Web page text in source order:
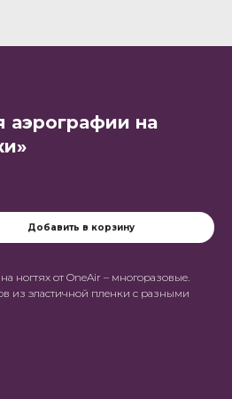
аэрографии на
Добавить в корзину
ногтях от OneAir – многоразовые.
из эластичной пленки с разными